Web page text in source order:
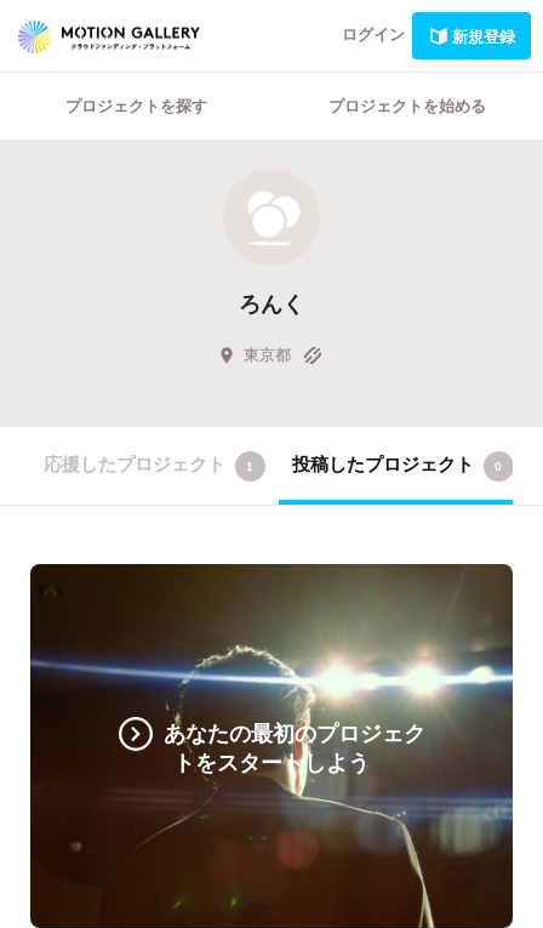
ログイン 新規登録
プロジェクトを探す プロジェクトを始める
ろんく
東京都
応援したプロジェクト 1 投稿したプロジェクト 0
あなたの最初のプロジェク
トをスタートしよう